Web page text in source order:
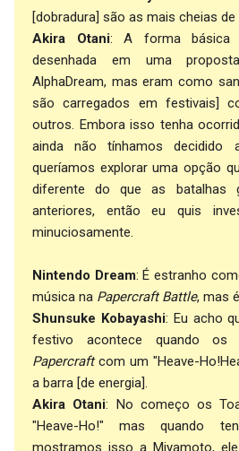
[dobradura] são as mais cheias
Akira Otani: A forma básica
desenhada em uma
AlphaDream, mas eram como
são carregados em festivais]
outros. Embora isso tenha
ainda não tínhamos decidido
queríamos explorar uma opção
diferente do que as batalhas
anteriores, então eu quis
minuciosamente.
Nintendo Dream: É estranho
música na Papercraft Battle, mas
Shunsuke Kobayashi: Eu acho
festivo acontece quando os
Papercraftcom um "Heave-
a barra [de energia].
Akira Otani: No começo os
"Heave-Ho!" mas quando
mostramos isso a Miyamoto,